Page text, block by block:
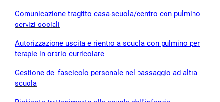
Comunicazione tragitto casa-scuola/centro con pulmino
servizi sociali
Autorizzazione uscita e rientro a scuola con pulmino per
terapie in orario curricolare
Gestione del fascicolo personale nel passaggio ad altra
scuola